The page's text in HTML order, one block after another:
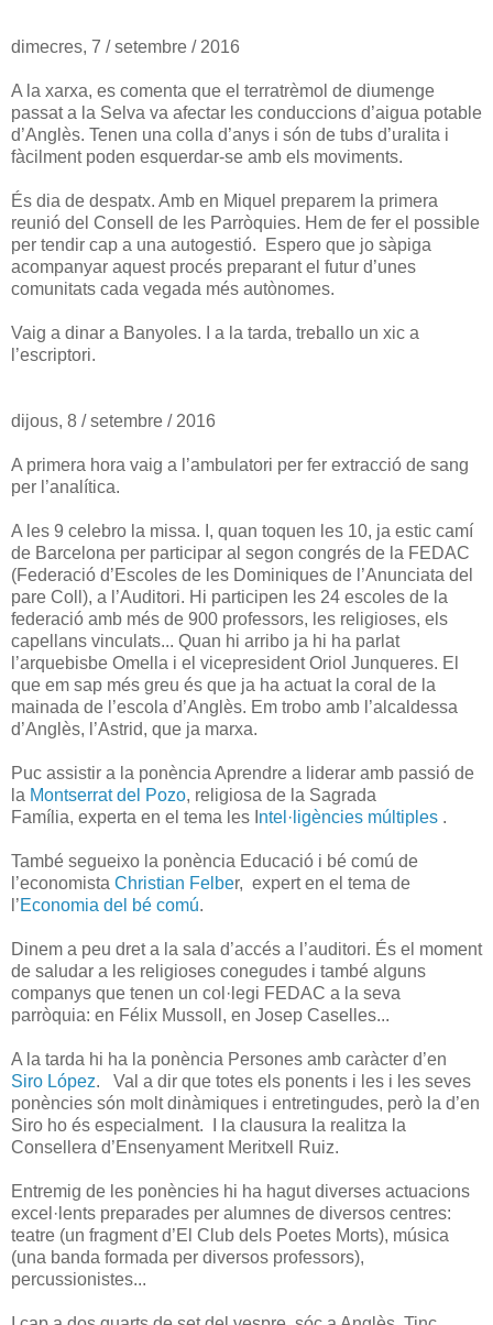
dimecres, 7 / setembre / 2016
A la xarxa, es comenta que el terratrèmol de diumenge
passat a la Selva va afectar les conduccions d’aigua potable
d’Anglès. Tenen una colla d’anys i són de tubs d’uralita i
fàcilment poden esquerdar-se amb els moviments.
És dia de despatx. Amb en Miquel preparem la primera
reunió del Consell de les Parròquies. Hem de fer el possible
per tendir cap a una autogestió. Espero que jo sàpiga
acompanyar aquest procés preparant el futur d’unes
comunitats cada vegada més autònomes.
Vaig a dinar a Banyoles. I a la tarda, treballo un xic a
l’escriptori.
dijous, 8 / setembre / 2016
A primera hora vaig a l’ambulatori per fer extracció de sang
per l’analítica.
A les 9 celebro la missa. I, quan toquen les 10, ja estic camí
de Barcelona per participar al segon congrés de la FEDAC
(Federació d’Escoles de les Dominiques de l’Anunciata del
pare Coll), a l’Auditori. Hi participen les 24 escoles de la
federació amb més de 900 professors, les religioses, els
capellans vinculats... Quan hi arribo ja hi ha parlat
l’arquebisbe Omella i el vicepresident Oriol Junqueres. El
que em sap més greu és que ja ha actuat la coral de la
mainada de l’escola d’Anglès. Em trobo amb l’alcaldessa
d’Anglès, l’Astrid, que ja marxa.
Puc assistir a la ponència Aprendre a liderar amb passió de
la Montserrat del Pozo, religiosa de la Sagrada
Família, experta en el tema les I ntel·ligències múltiples .
També segueixo la ponència Educació i bé comú de
l’economista Christian Felber, expert en el tema de
l’Economia del bé comú.
Dinem a peu dret a la sala d’accés a l’auditori. És el moment
de saludar a les religioses conegudes i també alguns
companys que tenen un col·legi FEDAC a la seva
parròquia: en Félix Mussoll, en Josep Caselles...
A la tarda hi ha la ponència Persones amb caràcter d’en
Siro López.
Val a dir que totes els ponents i les i les seves
ponències són molt dinàmiques i entretingudes, però la d’en
Siro ho és especialment. I la clausura la realitza la
Consellera d’Ensenyament Meritxell Ruiz.
Entremig de les ponències hi ha hagut diverses actuacions
excel·lents preparades per alumnes de diversos centres:
teatre (un fragment d’El Club dels Poetes Morts), música
(una banda formada per diversos professors),
percussionistes...